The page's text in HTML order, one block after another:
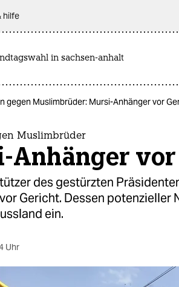
hilfe
in sachsen-anhalt
gegen Muslimbrüder: Mursi-Anhänger vor
Muslimbrüder
Anhänger
des gestürzten
Gericht. Dessen
ein.
Uhr